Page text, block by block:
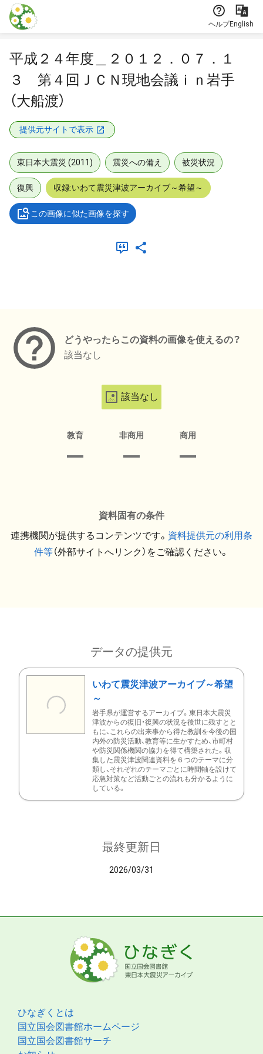
本文に飛ぶ
ヘルプEnglish
平成２４年度＿２０１２．０７．１
３ 第４回ＪＣＮ現地会議ｉｎ岩手
（大船渡）
提供元サイトで表示
東日本大震災 (2011) 震災への備え 被災状況
復興 収録:いわて震災津波アーカイブ～希望～
この画像に似た画像を探す
どうやったらこの資料の画像を使えるの？
該当なし
該当なし
教育 非商用 商用
資料固有の条件
連携機関が提供するコンテンツです。 資料提供元の利用条
件等（外部サイトへリンク）をご確認ください。
データの提供元
いわて震災津波アーカイブ～希望
～
岩手県が運営するアーカイブ。東日本大震災
津波からの復旧・復興の状況を後世に残すとと
もに、これらの出来事から得た教訓を今後の国
内外の防災活動、教育等に生かすため、市町村
や防災関係機関の協力を得て構築された。収
集した震災津波関連資料を６つのテーマに分
類し、それぞれのテーマごとに時間軸を設けて
応急対策など活動ごとの流れも分かるように
している。
最終更新日
2026/03/31
ひなぎくとは
国立国会図書館ホームページ
国立国会図書館サーチ